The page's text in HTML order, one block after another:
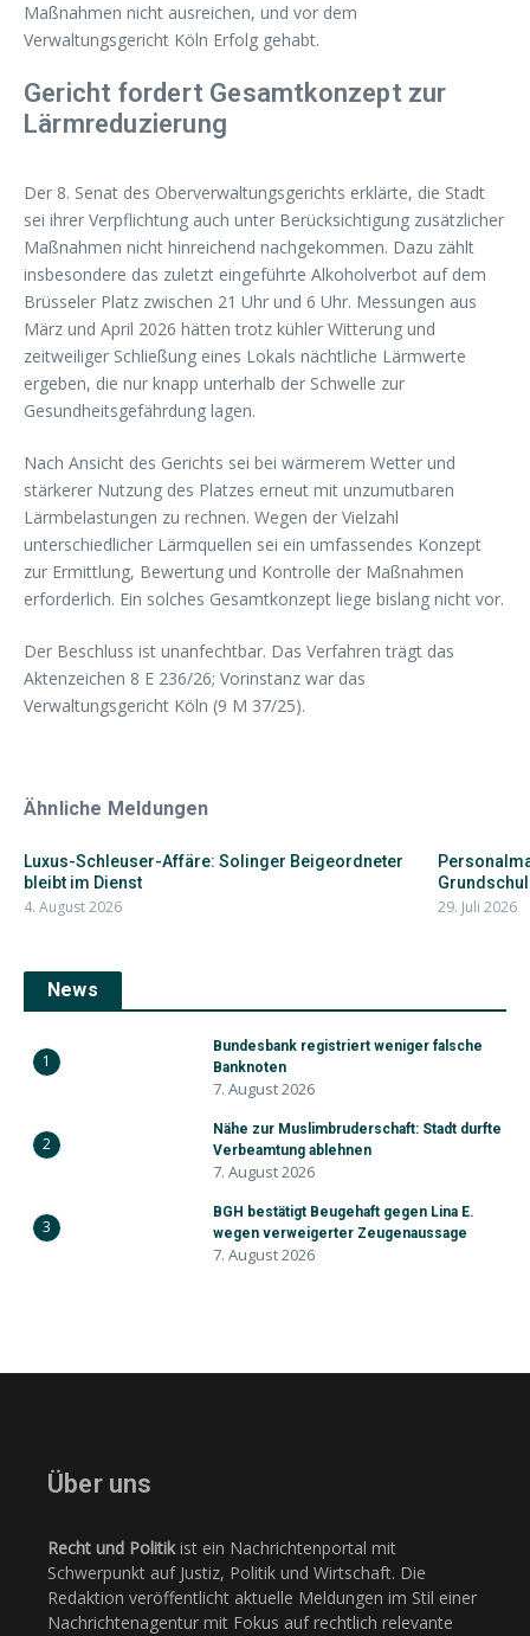
Maßnahmen nicht ausreichen, und vor dem
Verwaltungsgericht Köln Erfolg gehabt.
Gericht fordert Gesamtkonzept zur
Lärmreduzierung
Der 8. Senat des Oberverwaltungsgerichts erklärte, die Stadt
sei ihrer Verpflichtung auch unter Berücksichtigung zusätzlicher
Maßnahmen nicht hinreichend nachgekommen. Dazu zählt
insbesondere das zuletzt eingeführte Alkoholverbot auf dem
Brüsseler Platz zwischen 21 Uhr und 6 Uhr. Messungen aus
März und April 2026 hätten trotz kühler Witterung und
zeitweiliger Schließung eines Lokals nächtliche Lärmwerte
ergeben, die nur knapp unterhalb der Schwelle zur
Gesundheitsgefährdung lagen.
Nach Ansicht des Gerichts sei bei wärmerem Wetter und
stärkerer Nutzung des Platzes erneut mit unzumutbaren
Lärmbelastungen zu rechnen. Wegen der Vielzahl
unterschiedlicher Lärmquellen sei ein umfassendes Konzept
zur Ermittlung, Bewertung und Kontrolle der Maßnahmen
erforderlich. Ein solches Gesamtkonzept liege bislang nicht vor.
Der Beschluss ist unanfechtbar. Das Verfahren trägt das
Aktenzeichen 8 E 236/26; Vorinstanz war das
Verwaltungsgericht Köln (9 M 37/25).
Ähnliche Meldungen
Luxus-Schleuser-Affäre: Solinger Beigeordneter
bleibt im Dienst
4. August 2026 29. Juli 2026
News
1
Bundesbank registriert weniger falsche
Banknoten
7. August 2026
2
Nähe zur Muslimbruderschaft: Stadt durfte
Verbeamtung ablehnen
7. August 2026
3
BGH bestätigt Beugehaft gegen Lina E.
wegen verweigerter Zeugenaussage
7. August 2026
Über uns
Recht und Politikist ein Nachrichtenportal mit
Schwerpunkt auf Justiz, Politik und Wirtschaft. Die
Redaktion veröffentlicht aktuelle Meldungen im Stil einer
Nachrichtenagentur mit Fokus auf rechtlich relevante